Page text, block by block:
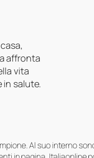
affronta
vita
salute.
Al suo interno